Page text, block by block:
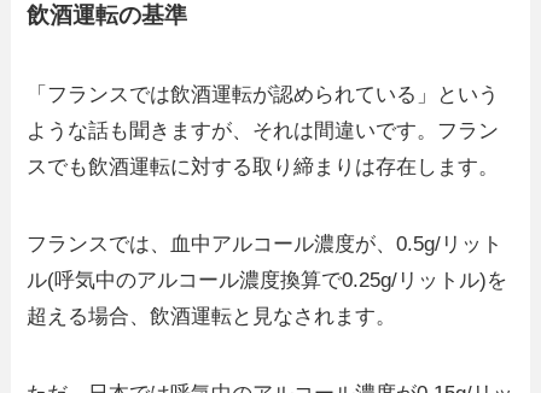
飲酒運転の基準
「フランスでは飲酒運転が認められている」という
ような話も聞きますが、それは間違いです。フラン
スでも飲酒運転に対する取り締まりは存在します。
フランスでは、血中アルコール濃度が、0.5g/リット
ル(呼気中のアルコール濃度換算で0.25g/リットル)を
超える場合、飲酒運転と見なされます。